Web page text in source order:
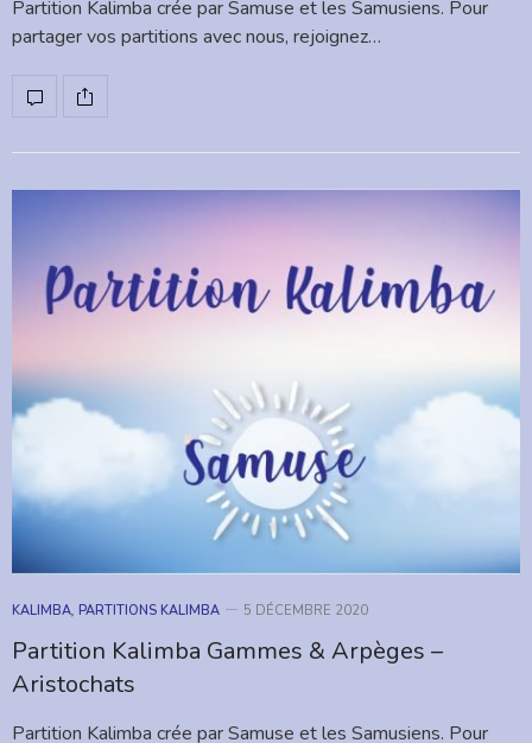
Partition Kalimba crée par Samuse et les Samusiens. Pour
partager vos partitions avec nous, rejoignez…
KALIMBA, PARTITIONS KALIMBA 5 DÉCEMBRE 2020
Partition Kalimba Gammes & Arpèges –
Aristochats
Partition Kalimba crée par Samuse et les Samusiens. Pour